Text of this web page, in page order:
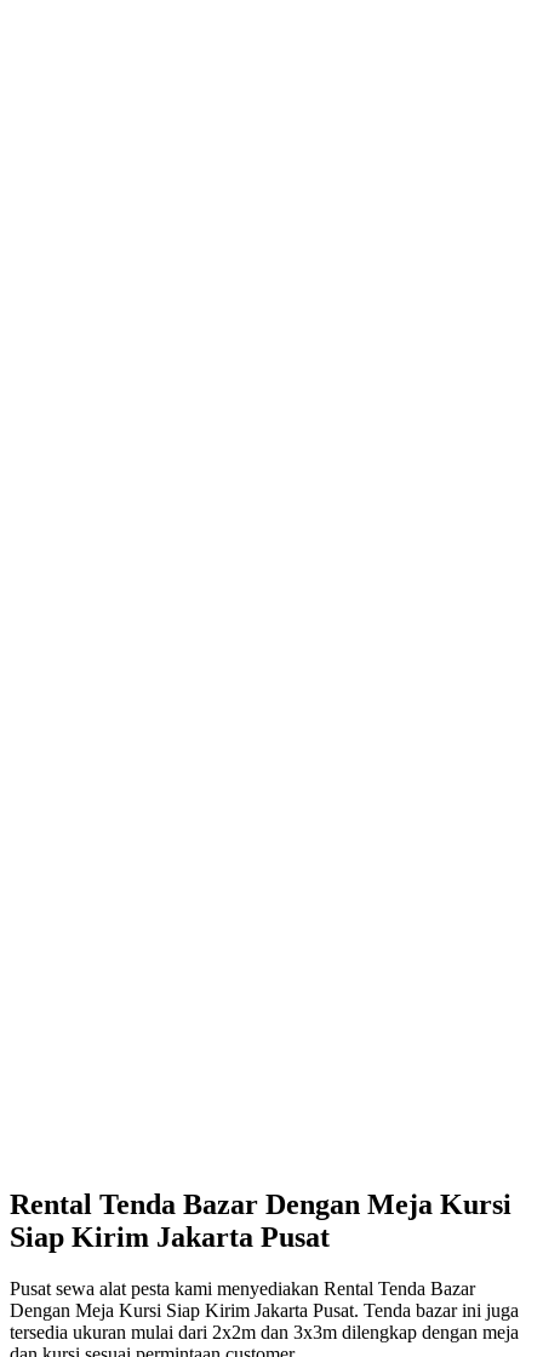
Rental Tenda Bazar Dengan Meja Kursi
Siap Kirim Jakarta Pusat
Pusat sewa alat pesta kami menyediakan Rental Tenda Bazar
Dengan Meja Kursi Siap Kirim Jakarta Pusat. Tenda bazar ini juga
tersedia ukuran mulai dari 2x2m dan 3x3m dilengkap dengan meja